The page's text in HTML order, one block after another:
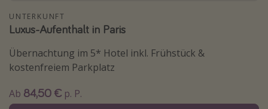
Krabi Urlaub
Tulum Urlaub
Sri Lanka Rundreise
Japan Rundreise
Reisethemen
UNTERKUNFT
Luxus-Aufenthalt in Paris
Übernachtung im 5* Hotel inkl. Frühstück &
kostenfreiem Parkplatz
Ab 84,50 € p. P.